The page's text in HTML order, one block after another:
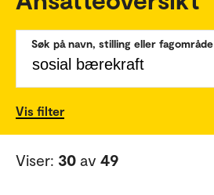
Søk på navn, stilling eller fagområde
Vis filter
Viser: 30 av 49